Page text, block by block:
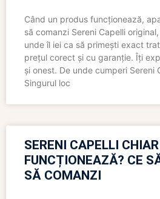
Când un produs funcționează,
să comanzi Sereni Capelli
unde îl iei ca să primești exact
prețul corect și cu garanție. Îți
și onest. De unde cumperi Sereni
Singurul loc
SERENI CAPELLI CHIAR
FUNCȚIONEAZĂ? CE
SĂ COMANZI